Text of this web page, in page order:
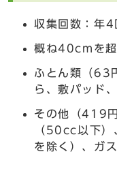
収集回数：年4
概ね40cmを超
ふとん類（63
ら、敷パッド
その他（419
（50cc以下）
を除く）、ガ